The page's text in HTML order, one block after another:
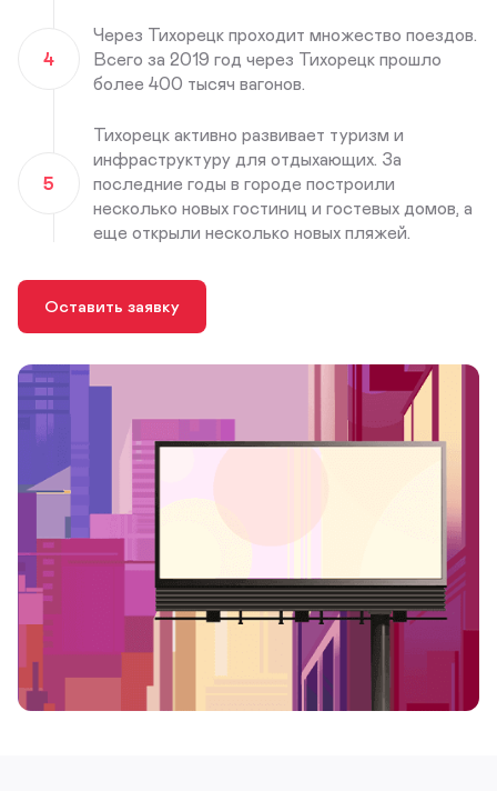
4
Через Тихорецк проходит множество поездов.
Всего за 2019 год через Тихорецк прошло
более 400 тысяч вагонов.
5
Тихорецк активно развивает туризм и
инфраструктуру для отдыхающих. За
последние годы в городе построили
несколько новых гостиниц и гостевых домов, а
еще открыли несколько новых пляжей.
Оставить заявку